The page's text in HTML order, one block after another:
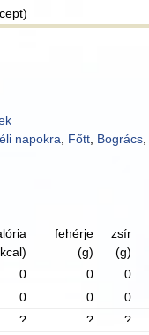
napokra Főtt Bogrács
fehérje
(g)
zsír
(g)
0 0 0
0 0 0
? ? ?